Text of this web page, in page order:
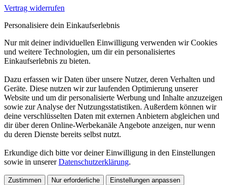
Vertrag widerrufen
Personalisiere dein Einkaufserlebnis
Nur mit deiner individuellen Einwilligung verwenden wir Cookies
und weitere Technologien, um dir ein personalisiertes
Einkaufserlebnis zu bieten.
Dazu erfassen wir Daten über unsere Nutzer, deren Verhalten und
Geräte. Diese nutzen wir zur laufenden Optimierung unserer
Website und um dir personalisierte Werbung und Inhalte anzuzeigen
sowie zur Analyse der Nutzungsstatistiken. Außerdem können wir
deine verschlüsselten Daten mit externen Anbietern abgleichen und
dir über deren Online-Werbekanäle Angebote anzeigen, nur wenn
du deren Dienste bereits selbst nutzt.
Erkundige dich bitte vor deiner Einwilligung in den Einstellungen
sowie in unsererDatenschutzerklärung.
Zustimmen Nur erforderliche Einstellungen anpassen